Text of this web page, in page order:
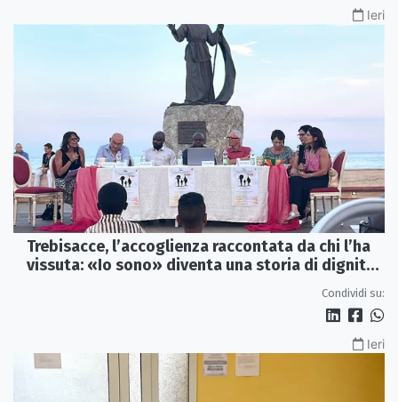
Ieri
Trebisacce, l’accoglienza raccontata da chi l’ha
vissuta: «Io sono» diventa una storia di dignità
Condividi su:
Ieri